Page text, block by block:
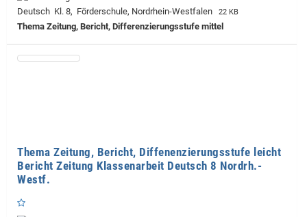
Deutsch Kl. 8, Förderschule, Nordrhein-Westfalen 22 KB
Thema Zeitung, Bericht, Differenzierungsstufe mittel
Thema Zeitung, Bericht, Diffenenzierungsstufe leicht
Bericht Zeitung Klassenarbeit Deutsch 8 Nordrh.-
Westf.